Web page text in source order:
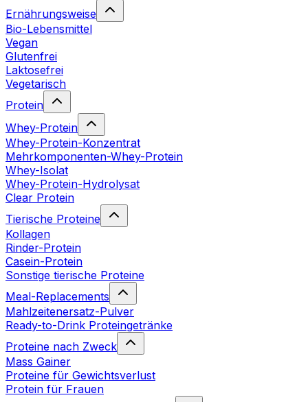
Ernährungsweise
Bio-Lebensmittel
Vegan
Glutenfrei
Laktosefrei
Vegetarisch
Protein
Whey-Protein
Whey-Protein-Konzentrat
Mehrkomponenten-Whey-Protein
Whey-Isolat
Whey-Protein-Hydrolysat
Clear Protein
Tierische Proteine
Kollagen
Rinder-Protein
Casein-Protein
Sonstige tierische Proteine
Meal-Replacements
Mahlzeitenersatz-Pulver
Ready-to-Drink Proteingetränke
Proteine nach Zweck
Mass Gainer
Proteine für Gewichtsverlust
Protein für Frauen